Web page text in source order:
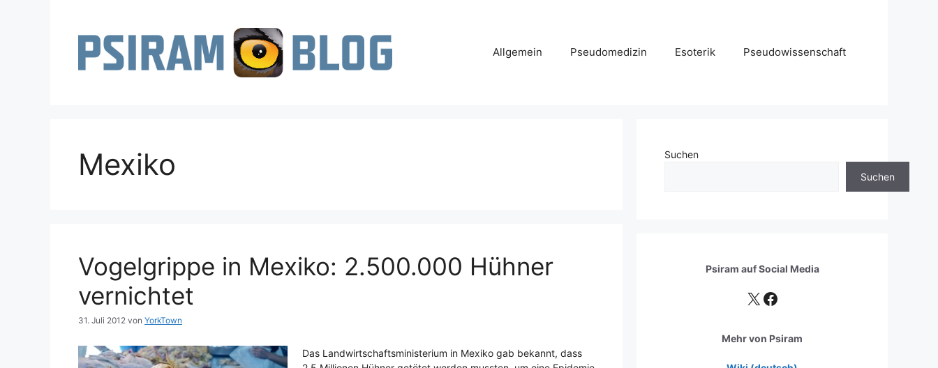
Allgemein Pseudomedizin Esoterik Pseudowissenschaft
Mexiko
Vogelgrippe in Mexiko: 2.500.000 Hühner
vernichtet
31. Juli 2012 von YorkTown
Das Landwirtschaftsministerium in Mexiko gab bekannt, dass
Suchen
Suchen
Psiram aufSocial Media
X Facebook
Mehr von Psiram